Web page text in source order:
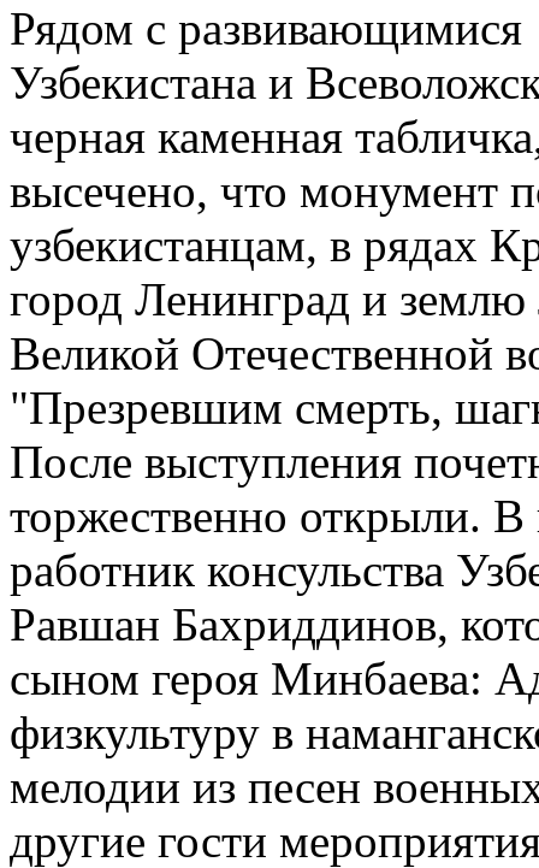
Рядом с
Узбекистана и
черная каменная
высечено, что монумент
узбекистанцам, в рядах
город Ленинград и землю
Великой Отечественной
"Презревшим смерть,
После выступления
торжественно открыли.
работник консульства
Равшан Бахриддинов,
сыном героя Минбаева:
физкультуру в
мелодии из песен
другие гости